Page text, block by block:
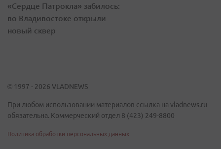
«Сердце Патрокла» забилось:
во Владивостоке открыли
новый сквер
© 1997 - 2026 VLADNEWS
При любом использовании материалов ссылка на vladnews.ru
обязательна. Коммерческий отдел 8 (423) 249-8800
Политика обработки персональных данных